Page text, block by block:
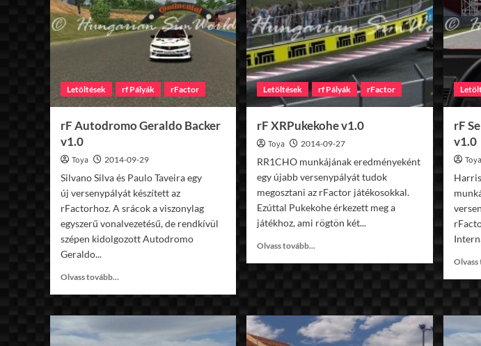
Letöltések rf Pályák rFactor
rF Autodromo Geraldo Backer
v1.0
Toya 2014-09-29
Silvano Silva és Paulo Taveira egy
új versenypályát készített az
rFactorhoz. A srácok a viszonylag
egyszerű vonalvezetésű, de rendkívül
szépen kidolgozott Autodromo
Geraldo...
Olvass tovább...
rF
Letöltések rf Pályák rFactor
rF XRPukekohe v1.0
Toya 2014-09-27
RR1CHO munkájának eredményeként
egy újabb versenypályát tudok
megosztani az rFactor játékosokkal.
Ezúttal Pukekohe érkezett meg a
játékhoz, ami rögtön két...
Olvass tovább...
rF
v1.0
Toya
Olvass